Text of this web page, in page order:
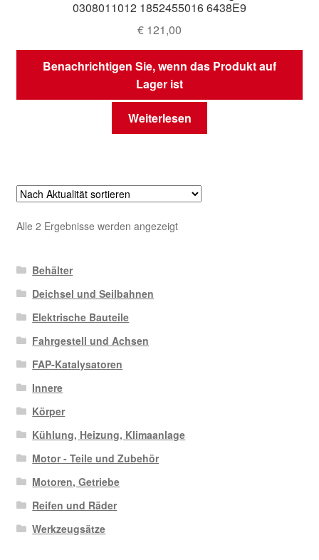
0308011012 1852455016 6438E9
€ 121,00
Benachrichtigen Sie, wenn das Produkt auf
Lager ist
Weiterlesen
Alle 2 Ergebnisse werden angezeigtNach
Behälter
Deichsel und Seilbahnen
Elektrische Bauteile
Fahrgestell und Achsen
FAP-Katalysatoren
Innere
Körper
Kühlung, Heizung, Klimaanlage
Motor - Teile und Zubehör
Motoren, Getriebe
Reifen und Räder
Werkzeugsätze